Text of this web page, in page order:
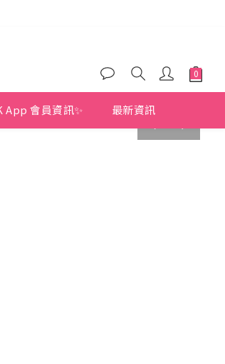
會員資訊✨ 最新資訊
prev